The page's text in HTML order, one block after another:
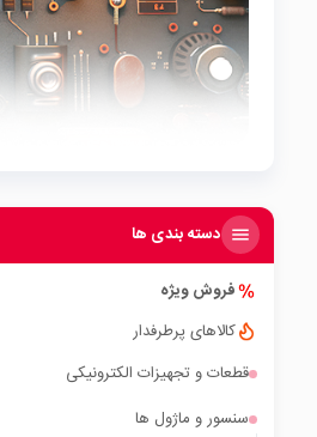
دسته بندی ها
فروش ویژه
کالاهای پرطرفدار
قطعات و تجهیزات الکترونیکی
سنسور و ماژول ها